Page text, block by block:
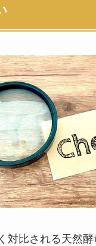
対比される天然